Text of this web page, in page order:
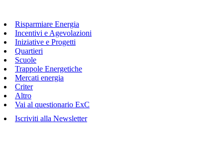
Risparmiare Energia
Incentivi e Agevolazioni
Iniziative e Progetti
Quartieri
Scuole
Trappole Energetiche
Mercati energia
Criter
Altro
Vai al questionario ExC
Iscriviti alla Newsletter